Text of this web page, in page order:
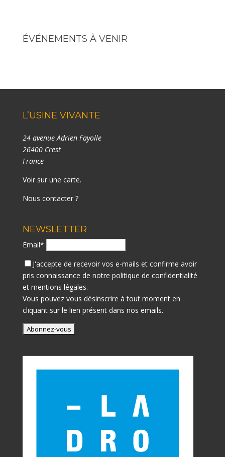
ÉVÉNEMENTS À VENIR
L’USINE VIVANTE
24 avenue Adrien Fayolle
26400 Crest
France
Voir sur une carte.
Nous contacter ?
NEWSLETTER
Email*
J'accepte de recevoir vos e-mails et confirme avoir
pris connaissance de notre politique de confidentialité
et mentions légales.
Vous pouvez vous désinscrire à tout moment en
cliquant sur le lien présent dans nos emails.